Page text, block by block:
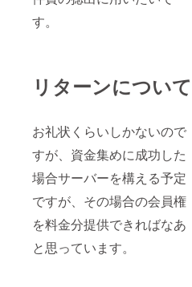
す。
リターンについて
お礼状くらいしかないので
すが、資金集めに成功した
場合サーバーを構える予定
ですが、その場合の会員権
を料金分提供できればなあ
と思っています。